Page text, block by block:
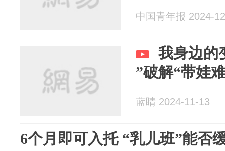
中国青年报 2024-
我身边的
”破解“带娃
蓝睛 2024-11-13
6个月即可入托 “乳儿班”能否